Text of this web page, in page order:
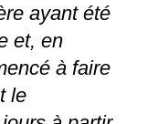
ayant été
et, en
à faire
le